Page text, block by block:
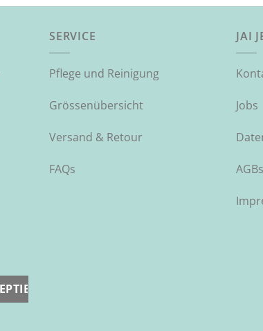
SERVICE
Pflege und Reinigung
Grössenübersicht
Versand & Retour
FAQs
JAI
Jobs
AGBs